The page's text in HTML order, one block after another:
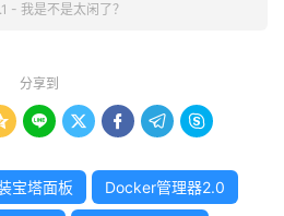
- 我是不是太闲了？
分享到
    
宝塔面板 Docker管理器2.0